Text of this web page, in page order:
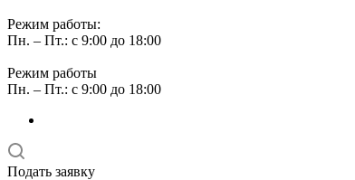
Режим работы:
Пн. – Пт.: с 9:00 до 18:00
Режим работы
Пн. – Пт.: с 9:00 до 18:00
Подать заявку